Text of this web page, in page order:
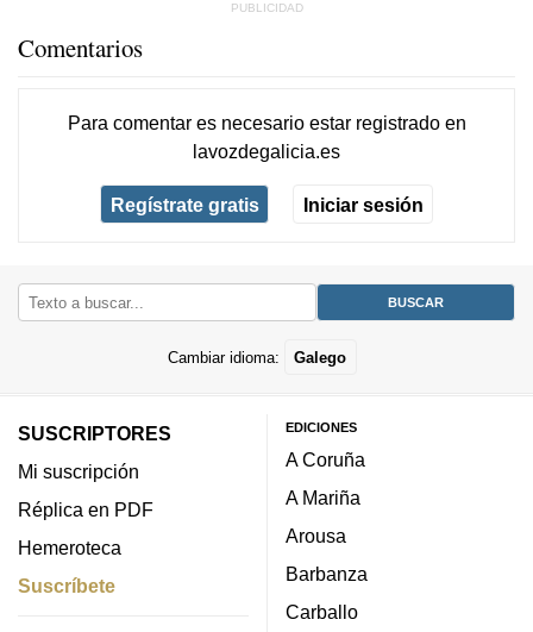
Comentarios
Para comentar es necesario estar registradoen
lavozdegalicia.es
Regístrate gratis Iniciar sesión
Cambiar idioma: Galego
SUSCRIPTORES
Mi suscripción
Réplica en PDF
Hemeroteca
Suscríbete
EDICIONES
A Coruña
A Mariña
Arousa
Barbanza
Carballo